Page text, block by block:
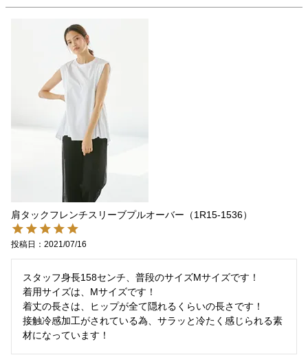
肩タックフレンチスリーブプルオーバー（1R15-1536）
投稿日 2021/07/16
スタッフ身長158センチ、普段のサイズMサイズです！
着用サイズは、Mサイズです！
着丈の長さは、ヒップが全て隠れるくらいの長さです！
接触冷感加工がされている為、サラッと冷たく感じられる素
材になっています！